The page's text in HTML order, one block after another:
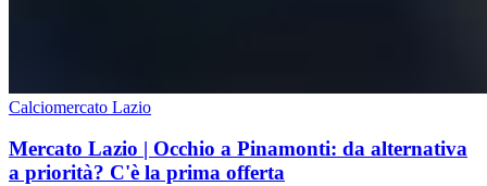
Calciomercato Lazio
Mercato Lazio | Occhio a Pinamonti: da alternativa
a priorità? C'è la prima offerta